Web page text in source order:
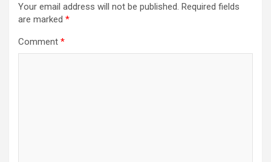
Your email address will not be published. Required fields
are marked *
Comment *